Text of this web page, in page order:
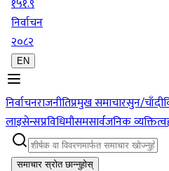
१५१.९
निर्वाचन
२०८२
EN
निर्वाचनराजनीतिप्रमुख समाचारसुन/चाँदी
लाइसेन्सप्रविधिमौसमसार्वजनिक
समाचार स्रोत छान्नुहोस्